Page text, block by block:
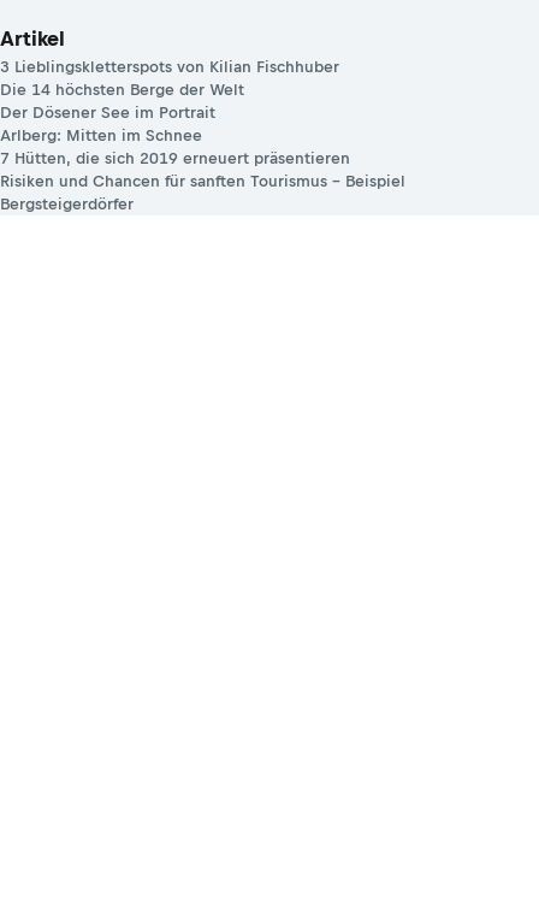
Artikel
3 Lieblingskletterspots von Kilian Fischhuber
Die 14 höchsten Berge der Welt
Der Dösener See im Portrait
Arlberg: Mitten im Schnee
7 Hütten, die sich 2019 erneuert präsentieren
Risiken und Chancen für sanften Tourismus – Beispiel
Bergsteigerdörfer